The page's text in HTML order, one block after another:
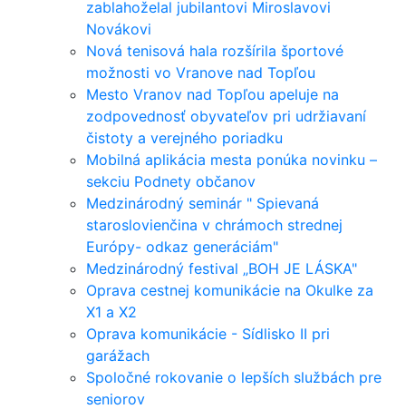
zablahoželal jubilantovi Miroslavovi
Novákovi
Nová tenisová hala rozšírila športové
možnosti vo Vranove nad Topľou
Mesto Vranov nad Topľou apeluje na
zodpovednosť obyvateľov pri udržiavaní
čistoty a verejného poriadku
Mobilná aplikácia mesta ponúka novinku –
sekciu Podnety občanov
Medzinárodný seminár " Spievaná
staroslovienčina v chrámoch strednej
Európy- odkaz generáciám"
Medzinárodný festival „BOH JE LÁSKA"
Oprava cestnej komunikácie na Okulke za
X1 a X2
Oprava komunikácie - Sídlisko II pri
garážach
Spoločné rokovanie o lepších službách pre
seniorov